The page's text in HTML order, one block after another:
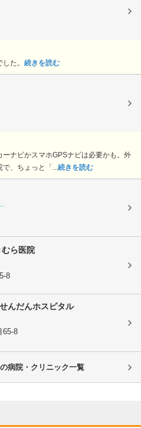
た。 続きを読む
ナビかスマホGPSナビは必要かも。外
、ちょっと「... 続きを読む
むら医院
8
んだんホスピタル
65-8
病院・クリニック一覧